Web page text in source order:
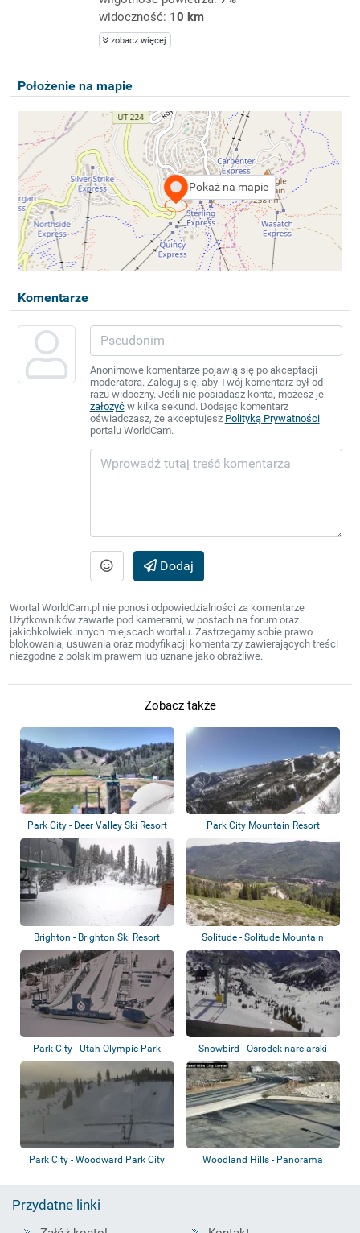
widoczność: 10 km
zobacz więcej
Położenie na mapie
Pokaż na mapie
Komentarze
Anonimowe komentarze pojawią się po akceptacji
moderatora. Zaloguj się, aby Twój komentarz był od
razu widoczny. Jeśli nie posiadasz konta, możesz je
założyćw kilka sekund. Dodając komentarz
oświadczasz, że akceptujesz Polityką Prywatności
portalu WorldCam.
Dodaj
Wortal WorldCam.pl nie ponosi odpowiedzialności za komentarze
Użytkowników zawarte pod kamerami, w postach na forum oraz
jakichkolwiek innych miejscach wortalu. Zastrzegamy sobie prawo
blokowania, usuwania oraz modyfikacji komentarzy zawierających treści
niezgodne z polskim prawem lub uznane jako obraźliwe.
Zobacz także
Park City - Deer Valley Ski Resort Park City Mountain Resort
Brighton - Brighton Ski Resort
Solitude - Solitude Mountain
Resort
Park City - Utah Olympic Park Snowbird - Ośrodek narciarski
Park City - Woodward Park City Woodland Hills - Panorama
Przydatne linki